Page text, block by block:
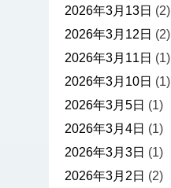
2026年3月13日 (2)
2026年3月12日 (2)
2026年3月11日 (1)
2026年3月10日 (1)
2026年3月5日 (1)
2026年3月4日 (1)
2026年3月3日 (1)
2026年3月2日 (2)